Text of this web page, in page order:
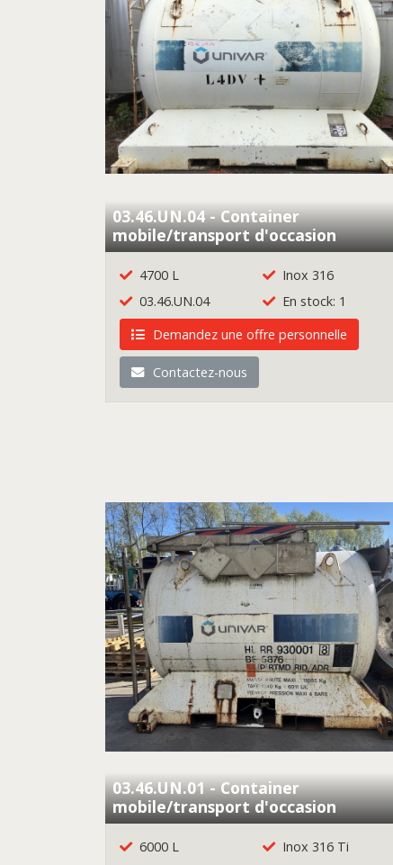
03.46.UN.04 - Container
mobile/transport d'occasion
4700 L
Inox 316
03.46.UN.04
En stock: 1
Demandez une offre personnelle
Contactez-nous
03.46.UN.01 - Container
mobile/transport d'occasion
6000 L
Inox 316 Ti